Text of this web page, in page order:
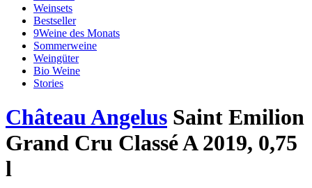
Weinsets
Bestseller
9Weine des Monats
Sommerweine
Weingüter
Bio Weine
Stories
Château Angelus Saint Emilion
Grand Cru Classé A 2019, 0,75
l